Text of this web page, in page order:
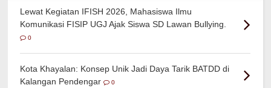
Lewat Kegiatan IFISH 2026, Mahasiswa Ilmu
Komunikasi FISIP UGJ Ajak Siswa SD Lawan Bullying.
0
Kota Khayalan: Konsep Unik Jadi Daya Tarik BATDD di
Kalangan Pendengar
0